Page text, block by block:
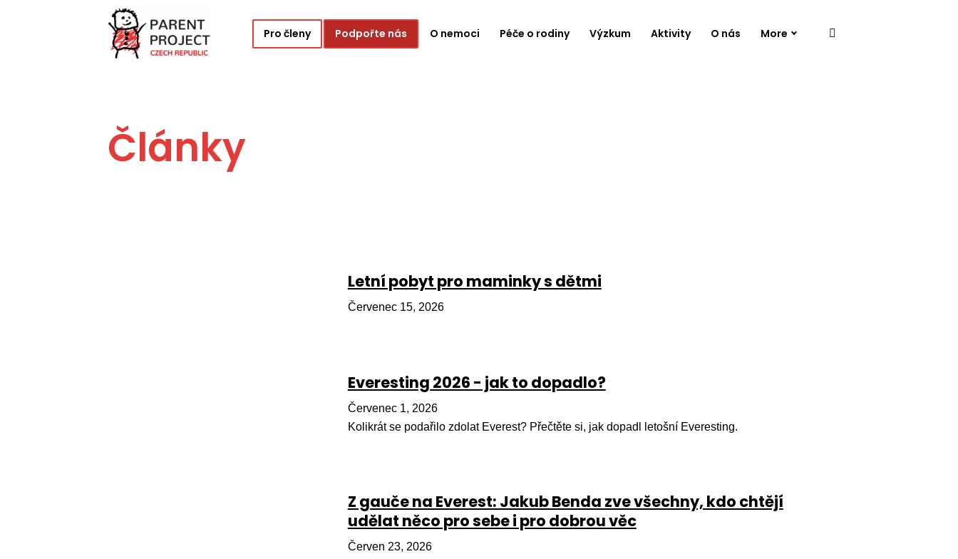
Pro členy Podpořte nás O nemoci Péče o rodiny Výzkum Aktivity O nás More
Články
Letní pobyt pro maminky s dětmi
Červenec 15, 2026
Everesting 2026 - jak to dopadlo?
Červenec 1, 2026
Kolikrát se podařilo zdolat Everest? Přečtěte si, jak dopadl letošní Everesting.
Z gauče na Everest: Jakub Benda zve všechny, kdo chtějí
udělat něco pro sebe i pro dobrou věc
Červen 23, 2026